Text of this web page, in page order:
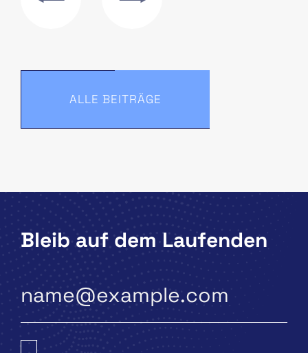
ALLE BEITRÄGE
Bleib auf dem Laufenden